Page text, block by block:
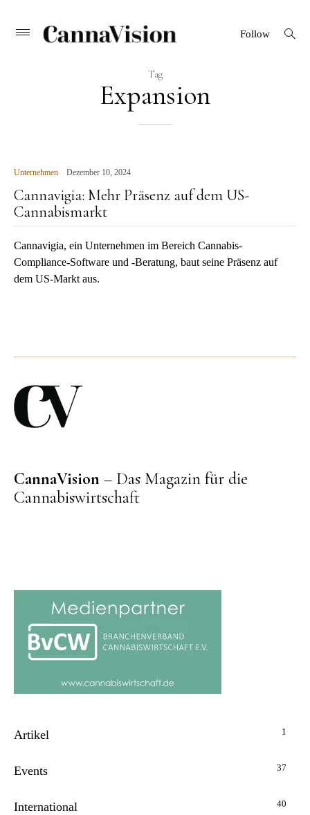
Skip Primary
Menu
CANNAVISION
Follow
open
search
Tag
Expansion
Unternehmen Dezember 10, 2024
Cannavigia: Mehr Präsenz auf dem US-
Cannabismarkt
Cannavigia, ein Unternehmen im Bereich Cannabis-
Compliance-Software und -Beratung, baut seine Präsenz auf
dem US-Markt aus.
CannaVision – Das Magazin für die
Cannabiswirtschaft
Artikel 1
Events 37
International 40